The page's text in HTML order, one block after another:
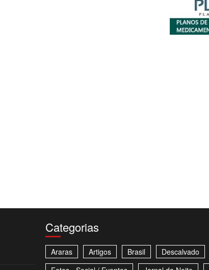
Categorias
Araras Artigos Brasil Descalvado